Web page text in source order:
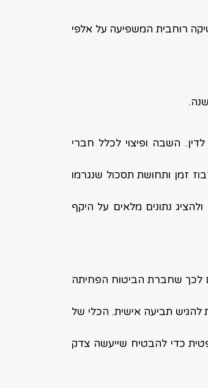
אולם מדובר בפרקטיקה רוחבית המשפיעה על אלפי
השבה ופיצוי לכלל חברי
זמן ותחושת תסכול שנגרמו
נתונים מלאים על היקף
לכך שחברת הביטוח הפחיתה
להגיש תביעה אישית. הכלי של
כדי להבטיח שייעשה צדק